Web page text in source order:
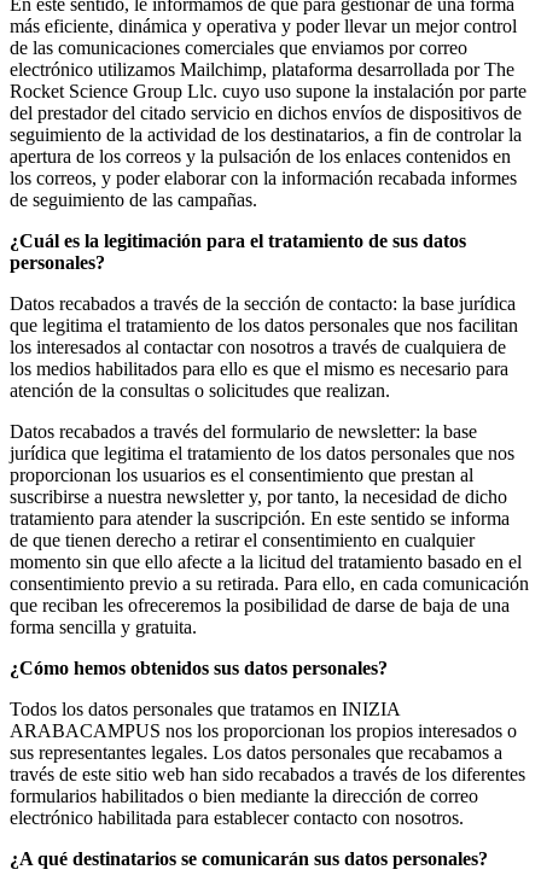
más eficiente, dinámica y operativa y poder llevar un mejor control
de las comunicaciones comerciales que enviamos por correo
electrónico utilizamos Mailchimp, plataforma desarrollada por The
Rocket Science Group Llc. cuyo uso supone la instalación por parte
del prestador del citado servicio en dichos envíos de dispositivos de
seguimiento de la actividad de los destinatarios, a fin de controlar la
apertura de los correos y la pulsación de los enlaces contenidos en
los correos, y poder elaborar con la información recabada informes
de seguimiento de las campañas.
¿Cuál es la legitimación para el tratamiento de sus datos
personales?
Datos recabados a través de la sección de contacto: la base jurídica
que legitima el tratamiento de los datos personales que nos facilitan
los interesados al contactar con nosotros a través de cualquiera de
los medios habilitados para ello es que el mismo es necesario para
atención de la consultas o solicitudes que realizan.
Datos recabados a través del formulario de newsletter: la base
jurídica que legitima el tratamiento de los datos personales que nos
proporcionan los usuarios es el consentimiento que prestan al
suscribirse a nuestra newsletter y, por tanto, la necesidad de dicho
tratamiento para atender la suscripción. En este sentido se informa
de que tienen derecho a retirar el consentimiento en cualquier
momento sin que ello afecte a la licitud del tratamiento basado en el
consentimiento previo a su retirada. Para ello, en cada comunicación
que reciban les ofreceremos la posibilidad de darse de baja de una
forma sencilla y gratuita.
¿Cómo hemos obtenidos sus datos personales?
Todos los datos personales que tratamos en INIZIA
ARABACAMPUS nos los proporcionan los propios interesados o
sus representantes legales. Los datos personales que recabamos a
través de este sitio web han sido recabados a través de los diferentes
formularios habilitados o bien mediante la dirección de correo
electrónico habilitada para establecer contacto con nosotros.
¿A qué destinatarios se comunicarán sus datos personales?